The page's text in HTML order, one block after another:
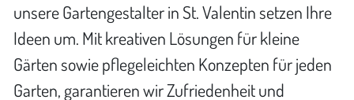
unsere Gartengestalter in St. Valentin setzen Ihre
Ideen um. Mit kreativen Lösungen für kleine
Gärten sowie pflegeleichten Konzepten für jeden
Garten, garantieren wir Zufriedenheit und